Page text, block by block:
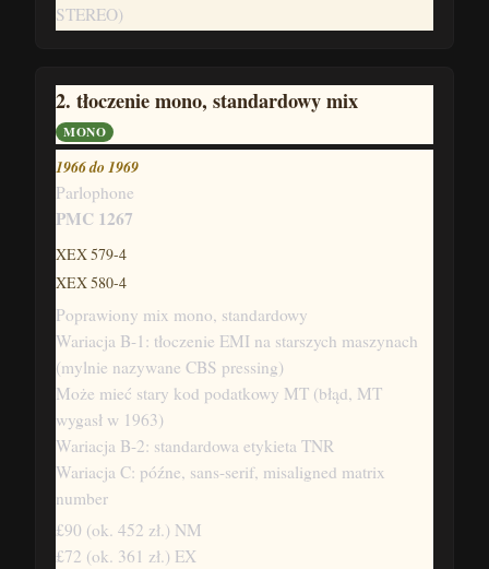
STEREO)
2. tłoczenie mono, standardowy mix
MONO
1966 do 1969
Parlophone
PMC 1267
XEX 579-4
XEX 580-4
Poprawiony mix mono, standardowy
Wariacja B-1: tłoczenie EMI na starszych maszynach
(mylnie nazywane CBS pressing)
Może mieć stary kod podatkowy MT (błąd, MT
wygasł w 1963)
Wariacja B-2: standardowa etykieta TNR
Wariacja C: późne, sans-serif, misaligned matrix
number
£90 (ok. 452 zł.) NM
£72 (ok. 361 zł.) EX